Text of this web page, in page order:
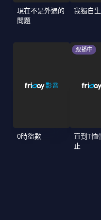
現在不是外遇的
問題
我獨自
0時盜數
跟播中
直到T恤
止